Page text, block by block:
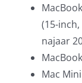
(15-
najaar
Mac